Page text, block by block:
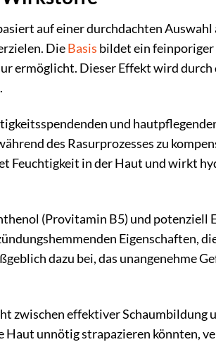
auf einer durchdachten
DieBasis bildet ein feinporiger
ermöglicht. Dieser Effekt wird
und
des Rasurprozesses zu
Feuchtigkeit in der Haut und wirkt
(Provitamin B5) und potenziell
Eigenschaften,
dazu bei, das unangenehme
zwischen effektiver Schaumbildung
Haut unnötig strapazieren könnten,